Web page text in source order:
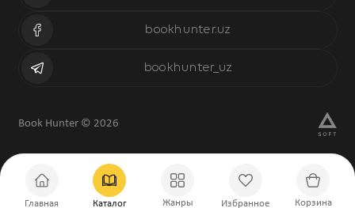
Главная Каталог Жанры Избранное Корзина
bookhunter.uz
bookhunter_uz
Book Hunter © 2026